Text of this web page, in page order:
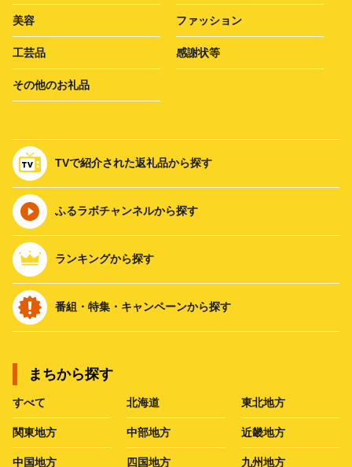
美容 ファッション
工芸品 感謝状等
その他のお礼品
TVで紹介された返礼品から探す
ふるラボチャンネルから探す
ランキングから探す
番組・特集・キャンペーンから探す
まちから探す
すべて 北海道 東北地方
関東地方 中部地方 近畿地方
中国地方 四国地方 九州地方